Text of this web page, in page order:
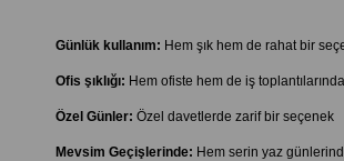
Günlük kullanım: Hem şık hem de rahat bir
Ofis şıklığı: Hem ofiste hem de iş
Özel Günler: Özel davetlerde zarif bir seçenek
Mevsim Geçişlerinde: Hem serin yaz